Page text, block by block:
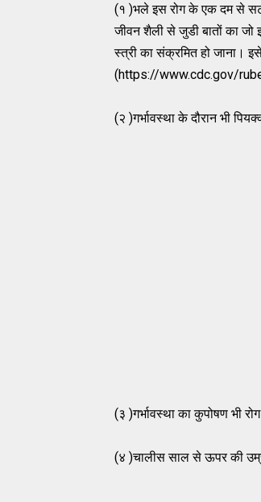
(१ )भले इस रोग के एक दम से
जीवन शैली से जुडी बातों का
स्त्री का संक्रमित हो जाना।
(https://www.cdc.gov/
(२ )गर्भावस्था के दौरान भी
(३ )गर्भावस्था का कुपोषण भी
(४ )चालीस साल से ऊपर की उम्र